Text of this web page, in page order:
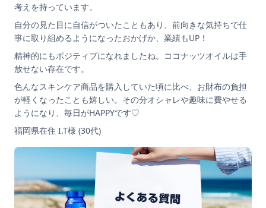
考えを持っています。
自分の見た目に自信がついたこともあり、前向きな気持ちで仕
事に取り組めるようになったおかげか、業績もUP！
精神的にもポジティブになれましたね。ココナッツオイルは手
放せない存在です。
色んなスキンケア商品を購入していた頃に比べ、お財布の負担
が軽くなったことも嬉しい。その分オシャレや趣味に費やせる
ようになり、毎日がHAPPYです♡
福岡県在住 I.T様 (30代)